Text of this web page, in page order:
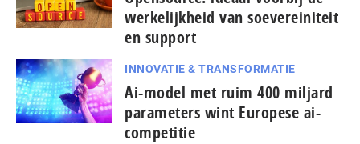
wer­ke­lijk­heid van soe­ve­rei­ni­teit
en support
INNOVATIE & TRANSFORMATIE
Ai-model met ruim 400 miljard
parameters wint Europese ai-
competitie